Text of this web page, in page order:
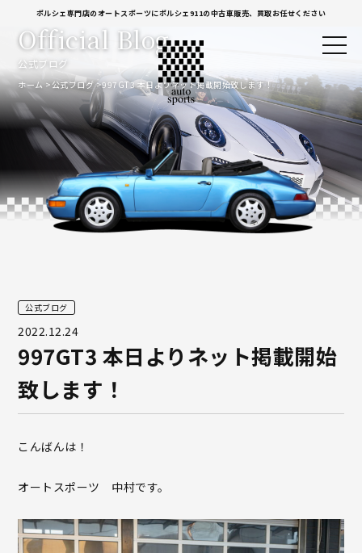
ポルシェ専門店のオートスポーツにポルシェ911の中古車販売、買取お任せください
公式ブログ
Official Blog
ホーム 公式ブログ 997GT3 本日よりネット掲載開始致します！
公式ブログ
2022.12.24
997GT3 本日よりネット掲載開始
致します！
こんばんは！
オートスポーツ 中村です。